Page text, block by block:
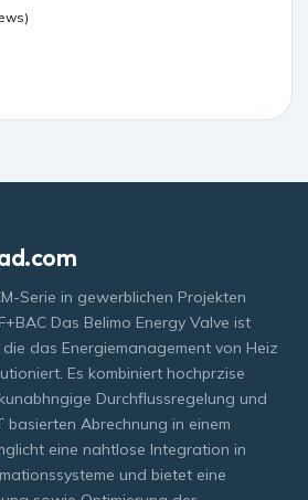
Serie in gewerblichen Projekten
Das Belimo Energy Valve ist
das Energiemanagement von Heiz
Es kombiniert hochprzise
Durchflussregelung und
basierten Abrechnung in einem
eine nahtlose Integration in
und bietet eine